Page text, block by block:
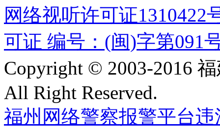
网络视听许可证1310422
可证 编号：(闽)字第091
Copyright © 2003-2016
All Right Reserved.
福州网络警察报警平台违